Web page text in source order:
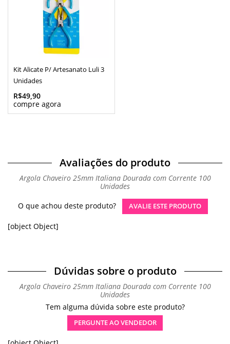
Kit Alicate P/ Artesanato Luli 3
Unidades
R$49,90
Avaliações do produto
Argola Chaveiro 25mm Italiana Dourada com Corrente 100
Unidades
O que achou deste produto?
AVALIE ESTE PRODUTO
[object Object]
Dúvidas sobre o produto
Argola Chaveiro 25mm Italiana Dourada com Corrente 100
Unidades
Tem alguma dúvida sobre este produto?
PERGUNTE AO VENDEDOR